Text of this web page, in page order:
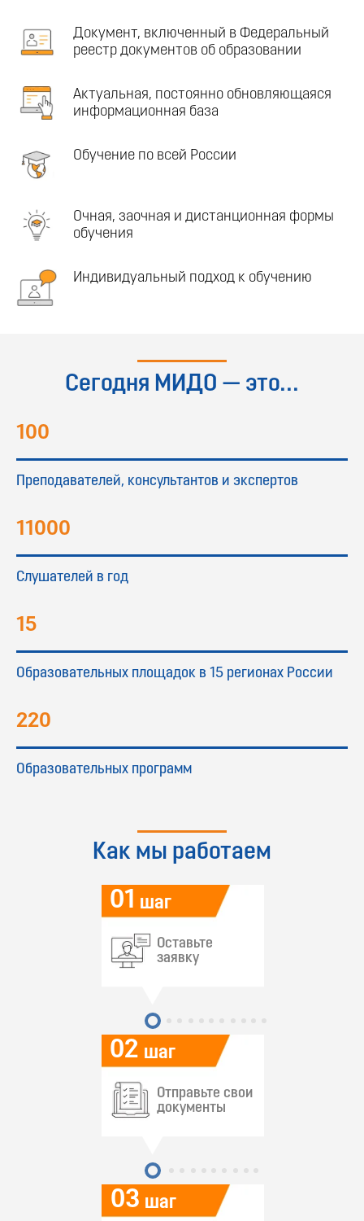
Документ, включенный в Федеральный
реестр документов об образовании
Актуальная, постоянно обновляющаяся
информационная база
Обучение по всей России
Очная, заочная и дистанционная формы
обучения
Индивидуальный подход к обучению
Сегодня МИДО — это...
100
Преподавателей, консультантов и экспертов
11000
Слушателей в год
15
Образовательных площадок в 15 регионах России
220
Образовательных программ
Как мы работаем
03
02
01
Оставьте
заявку
шаг
шаг
шаг
Отправьте свои
документы